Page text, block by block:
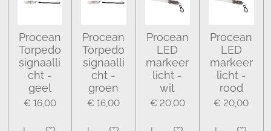
Procean
Torpedo
signaalli
cht -
geel
€ 16,00
Procean
Torpedo
signaalli
cht -
groen
€ 16,00
Procean
LED
markeer
licht -
wit
€ 20,00
Procean
LED
markeer
licht -
rood
€ 20,00